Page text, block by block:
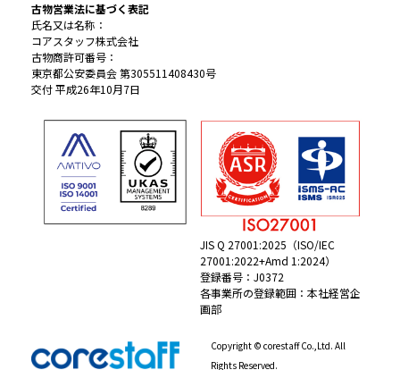
古物営業法に基づく表記
氏名又は名称：
コアスタッフ株式会社
古物商許可番号：
東京都公安委員会 第305511408430号
交付 平成26年10月7日
JIS Q 27001:2025（ISO/IEC
27001:2022+Amd 1:2024）
登録番号：J0372
各事業所の登録範囲：本社経営企
画部
Copyright © corestaff Co.,Ltd. All
Rights Reserved.